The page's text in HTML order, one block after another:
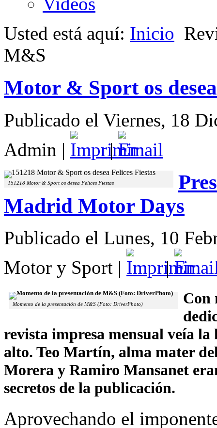
Usted está aquí: Inicio
M&S
Motor & Sport os
Publicado el Viernes, 18
Admin | |
151218 Motor & Sport os desea Felices Fiestas
Madrid Motor Days
Publicado el Lunes, 10
Motor y Sport | |
Momento de la presentación de M&S (Foto: DriverPhoto)
Con
revista impresa mensual veía
alto. Teo Martín, alma mater
Morera y Ramiro Mansanet
secretos de la publicación.
Aprovechando el